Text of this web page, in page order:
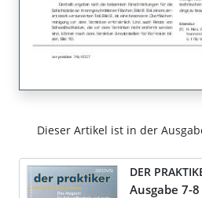
Dieser Artikel ist in der
DER
Ausgabe 7-